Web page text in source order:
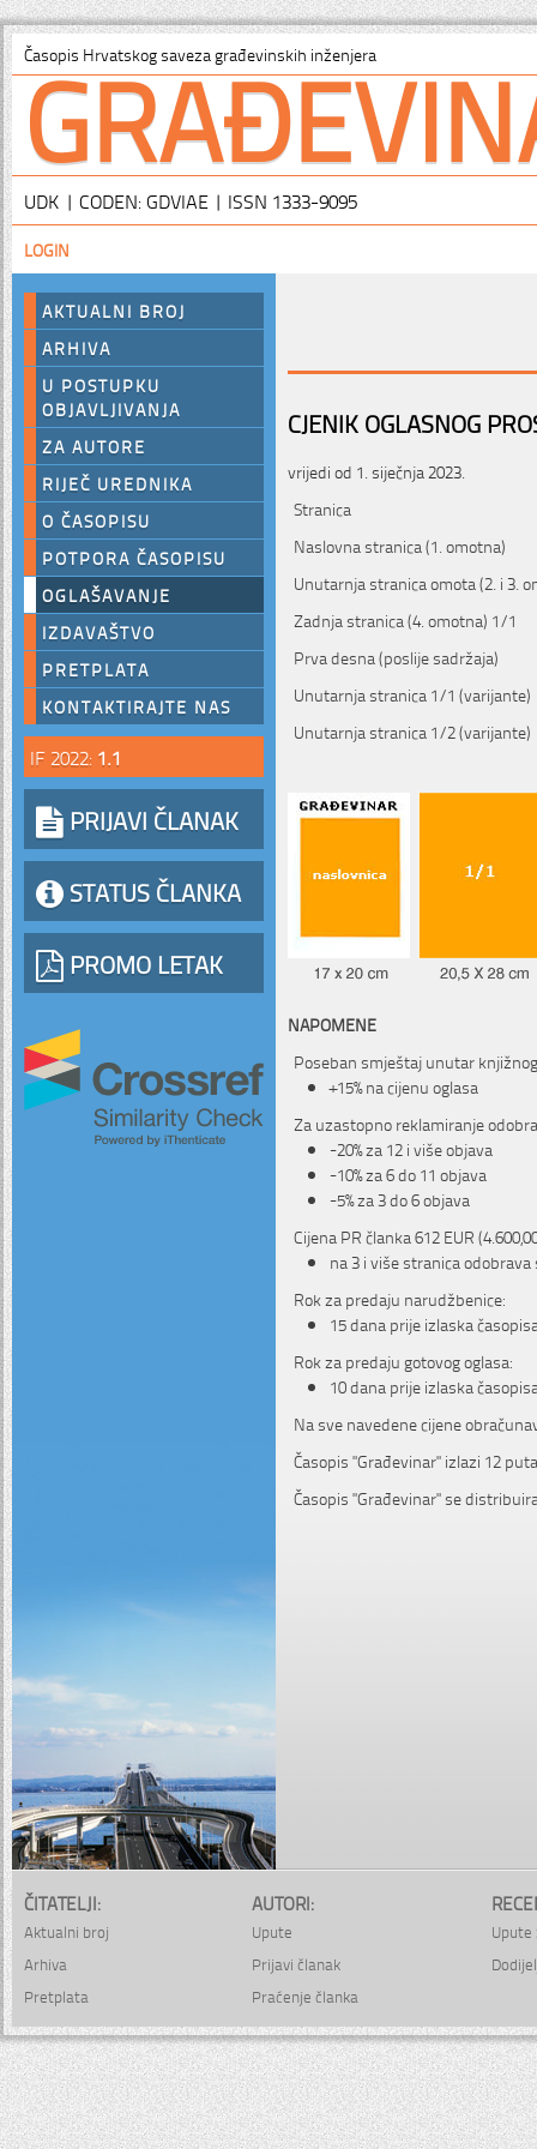
Časopis Hrvatskog saveza građevinskih inženjera
UDK | CODEN: GDVIAE | ISSN 1333-9095
LOGIN
AKTUALNI BROJ
ARHIVA
U POSTUPKU
OBJAVLJIVANJA
ZA AUTORE
RIJEČ UREDNIKA
O ČASOPISU
POTPORA ČASOPISU
OGLAŠAVANJE
IZDAVAŠTVO
PRETPLATA
KONTAKTIRAJTE NAS
IF 2022: 1.1
PRIJAVI ČLANAK
STATUS ČLANKA
PROMO LETAK
CJENIK OGLASNOG
vrijedi od 1. siječnja 2023.
Stranica
Naslovna stranica (1. omotna)
Unutarnja stranica omota (2. i 3.
Zadnja stranica (4. omotna) 1/1
Prva desna (poslije sadržaja)
Unutarnja stranica 1/1 (varijante)
Unutarnja stranica 1/2 (varijante)
NAPOMENE
Poseban smještaj unutar
+15% na cijenu oglasa
Za uzastopno reklamiranje
-20% za 12 i više objava
-10% za 6 do 11 objava
-5% za 3 do 6 objava
Cijena PR članka 612 EUR
na 3 i više stranica odobrava
Rok za predaju narudžbenice:
15 dana prije izlaska
Rok za predaju gotovog oglasa:
10 dana prije izlaska
Na sve navedene cijene
Časopis "Građevinar" izlazi 12
Časopis "Građevinar" se
ČITATELJI:
Aktualni broj
Arhiva
Pretplata
AUTORI:
Upute
Prijavi članak
Praćenje članka
Upute